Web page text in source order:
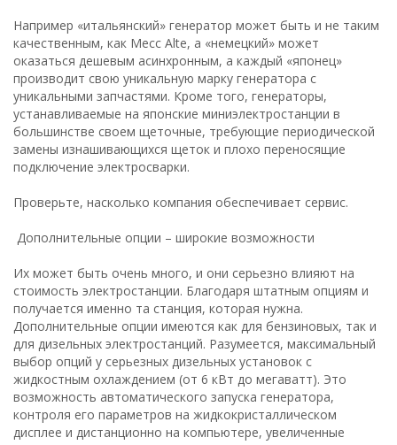
Например «итальянский» генератор может быть и не таким
качественным, как Mecc Alte, а «немецкий» может
оказаться дешевым асинхронным, а каждый «японец»
производит свою уникальную марку генератора с
уникальными запчастями. Кроме того, генераторы,
устанавливаемые на японские миниэлектростанции в
большинстве своем щеточные, требующие периодической
замены изнашивающихся щеток и плохо переносящие
подключение электросварки.
Проверьте, насколько компания обеспечивает сервис.
Дополнительные опции – широкие возможности
Их может быть очень много, и они серьезно влияют на
стоимость электростанции. Благодаря штатным опциям и
получается именно та станция, которая нужна.
Дополнительные опции имеются как для бензиновых, так и
для дизельных электростанций. Разумеется, максимальный
выбор опций у серьезных дизельных установок с
жидкостным охлаждением (от 6 кВт до мегаватт). Это
возможность автоматического запуска генератора,
контроля его параметров на жидкокристаллическом
дисплее и дистанционно на компьютере, увеличенные